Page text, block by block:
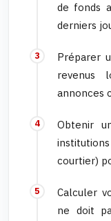
de fonds
derniers
Préparer
revenus
annonces
Obtenir
courtier)
Calculer
ne doit